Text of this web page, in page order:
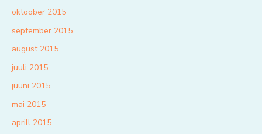
oktoober 2015
september 2015
august 2015
juuli 2015
juuni 2015
mai 2015
aprill 2015